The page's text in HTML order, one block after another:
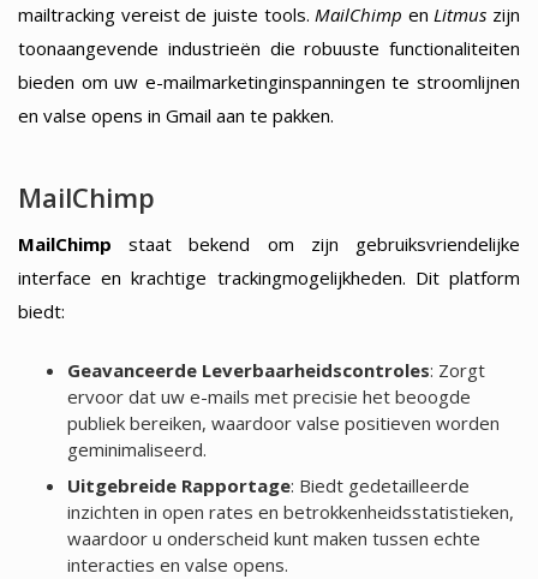
mailtracking vereist de juiste tools. MailChimp en Litmus zijn
toonaangevende industrieën die robuuste functionaliteiten
bieden om uw e-mailmarketinginspanningen te stroomlijnen
en valse opens in Gmail aan te pakken.
MailChimp
MailChimp staat bekend om zijn gebruiksvriendelijke
interface en krachtige trackingmogelijkheden. Dit platform
biedt:
Geavanceerde Leverbaarheidscontroles: Zorgt
ervoor dat uw e-mails met precisie het beoogde
publiek bereiken, waardoor valse positieven worden
geminimaliseerd.
Uitgebreide Rapportage: Biedt gedetailleerde
inzichten in open rates en betrokkenheidsstatistieken,
waardoor u onderscheid kunt maken tussen echte
interacties en valse opens.